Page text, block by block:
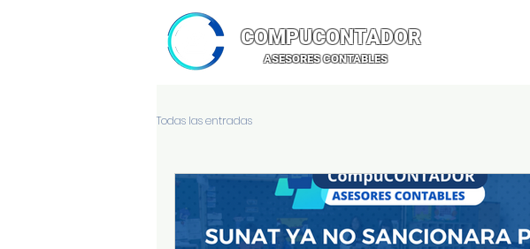
COMPUCONTADOR
ASESORES CONTABLES
Todas las entradas